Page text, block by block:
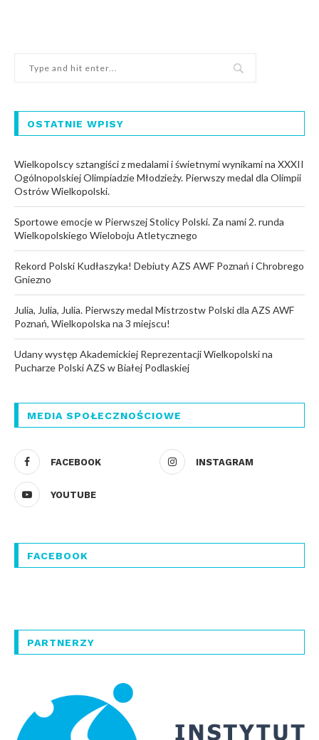
OSTATNIE WPISY
Wielkopolscy sztangiści z medalami i świetnymi wynikami na XXXII
Ogólnopolskiej Olimpiadzie Młodzieży. Pierwszy medal dla Olimpii
Ostrów Wielkopolski.
Sportowe emocje w Pierwszej Stolicy Polski. Za nami 2. runda
Wielkopolskiego Wieloboju Atletycznego
Rekord Polski Kudłaszyka! Debiuty AZS AWF Poznań i Chrobrego
Gniezno
Julia, Julia, Julia. Pierwszy medal Mistrzostw Polski dla AZS AWF
Poznań, Wielkopolska na 3 miejscu!
Udany występ Akademickiej Reprezentacji Wielkopolski na
Pucharze Polski AZS w Białej Podlaskiej
MEDIA SPOŁECZNOŚCIOWE
FACEBOOK INSTAGRAM
YOUTUBE
FACEBOOK
PARTNERZY